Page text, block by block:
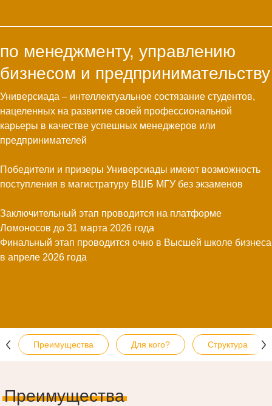
по менеджменту, управлению
бизнесом и предпринимательству
Универсиада – интеллектуальное состязание студентов,
нацеленных на развитие своей профессиональной
карьеры в качестве успешных менеджеров или
предпринимателей
Победители и призеры Универсиады имеют возможность
поступления в магистратуру ВШБ МГУ без экзаменов
Заключительный этап проводится на платформе
Ломоносов до 31 марта 2026 года
Финальный этап проводится очно в Высшей школе бизнеса
в апреле 2026 года
Преимущества Для кого? Структура
Преимущества